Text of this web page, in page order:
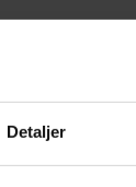
Detaljer